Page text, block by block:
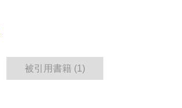
被引用書籍 (1)